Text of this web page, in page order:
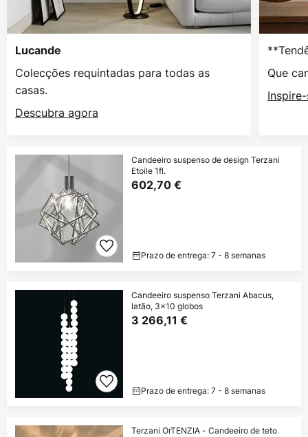
Lucande
Colecções requintadas para todas as
casas.
Descubra agora
Que
Candeeiro suspenso de design Terzani
Etoile 1fl.
602,70 €
Prazo de entrega: 7 - 8 semanas
Candeeiro suspenso Terzani Abacus,
latão, 3x10 globos
3 266,11 €
Prazo de entrega: 7 - 8 semanas
Terzani OrTENZIA - Candeeiro de teto